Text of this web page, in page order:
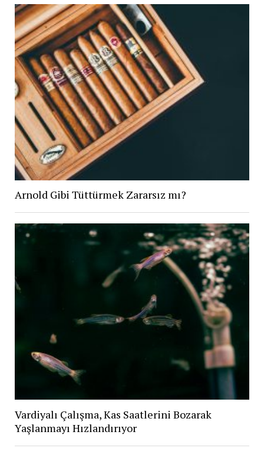
Arnold Gibi Tüttürmek Zararsız mı?
Vardiyalı Çalışma, Kas Saatlerini Bozarak
Yaşlanmayı Hızlandırıyor